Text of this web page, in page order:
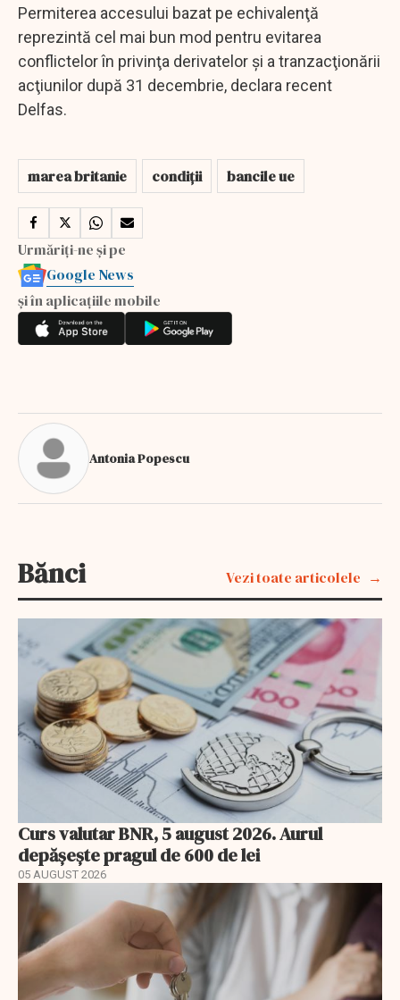
Permiterea accesului bazat pe echivalenţă
reprezintă cel mai bun mod pentru evitarea
conflictelor în privinţa derivatelor şi a tranzacţionării
acţiunilor după 31 decembrie, declara recent
Delfas.
marea britanie condiții bancile ue
Urmăriți-ne și pe
Google News
și în aplicațiile mobile
Antonia Popescu
Bănci Vezi toate articolele
Curs valutar BNR, 5 august 2026. Aurul
depășește pragul de 600 de lei
05 AUGUST 2026